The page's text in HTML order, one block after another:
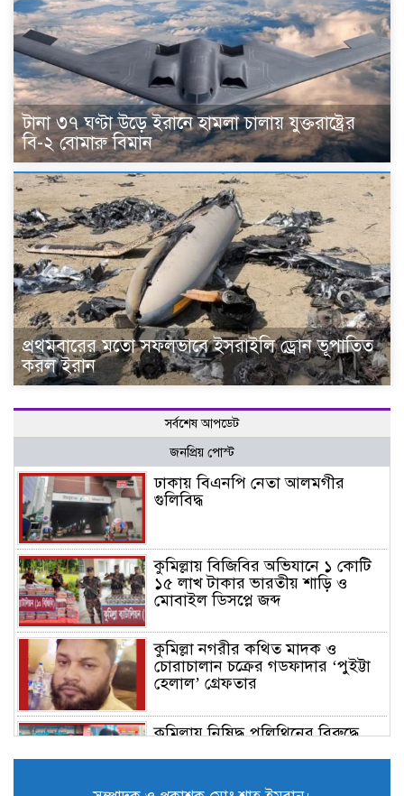
টানা ৩৭ ঘণ্টা উড়ে ইরানে হামলা চালায় যুক্তরাষ্ট্রের
বি-২ বোমারু বিমান
প্রথমবারের মতো সফলভাবে ইসরাইলি ড্রোন ভূপাতিত
করল ইরান
সর্বশেষ আপডেট
জনপ্রিয় পোস্ট
ঢাকায় বিএনপি নেতা আলমগীর
গুলিবিদ্ধ
কুমিল্লায় বিজিবির অভিযানে ১ কোটি
১৫ লাখ টাকার ভারতীয় শাড়ি ও
মোবাইল ডিসপ্লে জব্দ
কুমিল্লা নগরীর কথিত মাদক ও
চোরাচালান চক্রের গডফাদার ‘পুইট্টা
হেলাল’ গ্রেফতার
কুমিল্লায় নিষিদ্ধ পলিথিনের বিরুদ্ধে